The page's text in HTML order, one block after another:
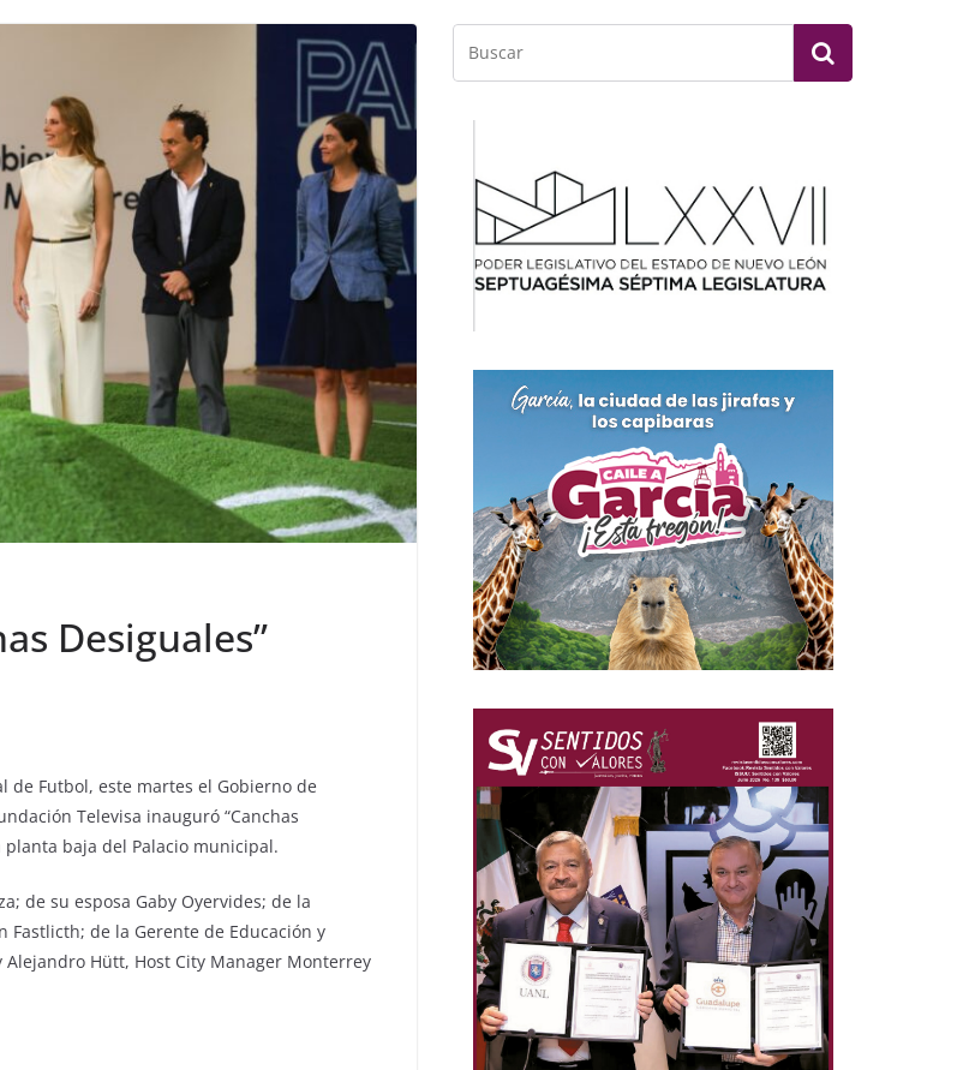
Desiguales”
de Futbol, este martes el Gobierno de
Televisa inauguró “Canchas
baja del Palacio municipal.
de su esposa Gaby Oyervides; de la
de la Gerente de Educación y
Hütt, Host City Manager Monterrey